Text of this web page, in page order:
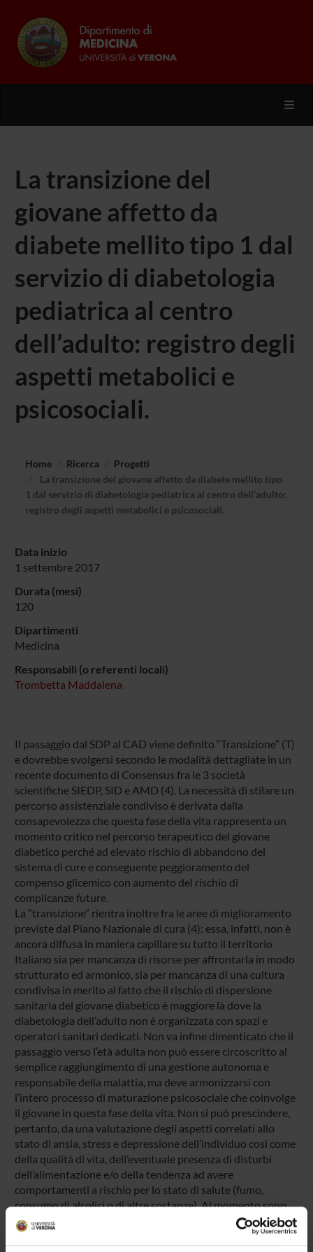
La transizione del
giovane affetto da
diabete mellito tipo 1 dal
servizio di diabetologia
pediatrica al centro
dell’adulto: registro degli
aspetti metabolici e
psicosociali.
Home Ricerca
Progetti
La transizione del giovane affetto da diabete mellito tipo
1 dal servizio di diabetologia pediatrica al centro dell’adulto:
registro degli aspetti metabolici e psicosociali.
Data inizio
1 settembre 2017
Durata (mesi)
120
Dipartimenti
Medicina
Responsabili (o referenti locali)
Trombetta Maddalena
Il passaggio dal SDP al CAD viene definito “Transizione” (T)
e dovrebbe svolgersi secondo le modalità dettagliate in un
recente documento di Consensus fra le 3 società
scientifiche SIEDP, SID e AMD (4). La necessità di stilare un
percorso assistenziale condiviso è derivata dalla
consapevolezza che questa fase della vita rappresenta un
momento critico nel percorso terapeutico del giovane
diabetico perché ad elevato rischio di abbandono del
sistema di cure e conseguente peggioramento del
compenso glicemico con aumento del rischio di
complicanze future.
La “transizione” rientra inoltre fra le aree di miglioramento
previste dal Piano Nazionale di cura (4): essa, infatti, non è
ancora diffusa in maniera capillare su tutto il territorio
Italiano sia per mancanza di risorse per affrontarla in modo
strutturato ed armonico, sia per mancanza di una cultura
condivisa in merito al fatto che il rischio di dispersione
sanitaria del giovane diabetico è maggiore là dove la
diabetologia dell’adulto non è organizzata con spazi e
operatori sanitari dedicati. Non va infine dimenticato che il
passaggio verso l’età adulta non può essere circoscritto al
semplice raggiungimento di una gestione autonoma e
responsabile della malattia, ma deve armonizzarsi con
l’intero processo di maturazione psicosociale che coinvolge
il giovane in questa fase della vita. Non si può prescindere,
pertanto, da una valutazione degli aspetti correlati allo
stato di ansia, stress e depressione dell’individuo così come
della qualità di vita, dell’eventuale presenza di disturbi
dell’alimentazione e/o della tendenza ad avere
comportamenti a rischio per lo stato di salute (fumo,
consumo di alcolici o di altre sostanze). Al momento sono
pochi gli studi che hanno valutato l’effetto a breve e lungo
termine di un percorso di cura condiviso fra servizio di